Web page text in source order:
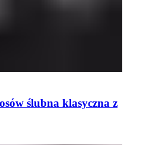
ślubna klasyczna z